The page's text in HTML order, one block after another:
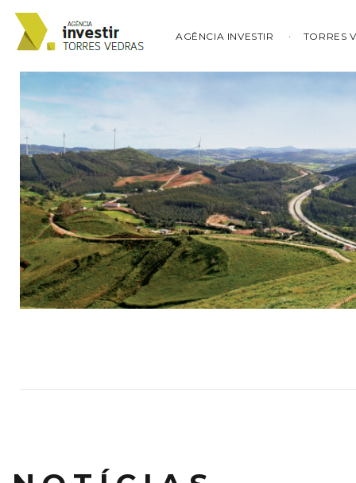
AGÊNCIA INVESTIR TORRES